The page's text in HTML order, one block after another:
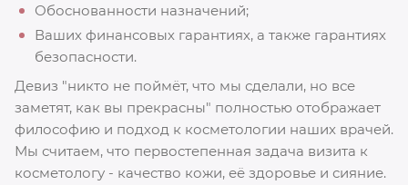
Обоснованности назначений;
Ваших финансовых гарантиях, а также гарантиях
безопасности.
Девиз "никто не поймёт, что мы сделали, но все
заметят, как вы прекрасны" полностью отображает
философию и подход к косметологии наших врачей.
Мы считаем, что первостепенная задача визита к
косметологу - качество кожи, её здоровье и сияние.